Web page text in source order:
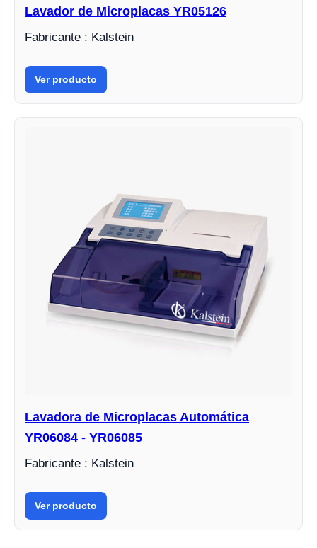
Lavador de Microplacas YR05126
Fabricante : Kalstein
Ver producto
Lavadora de Microplacas Automática
YR06084 - YR06085
Fabricante : Kalstein
Ver producto